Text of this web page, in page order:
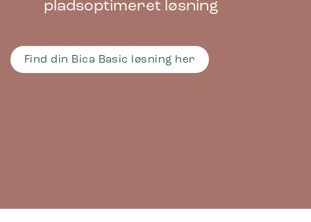
pladsoptimeret løsning
Find din Bica Basic løsning her